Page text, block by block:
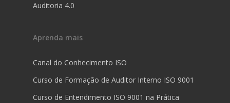
Auditoria 4.0
Aprenda mais
Canal do Conhecimento ISO
Curso de Formação de Auditor Interno ISO 9001
Curso de Entendimento ISO 9001 na Prática